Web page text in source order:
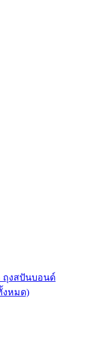
ถุงสปันบอนด์
งหมด)